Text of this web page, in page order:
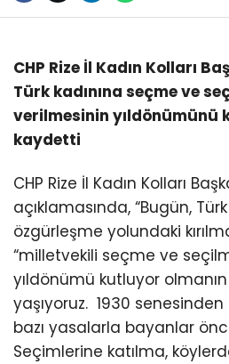
CHP Rize İl Kadın Kolları
Türk kadınına seçme ve
verilmesinin yıldönümünü
kaydetti
CHP Rize İl Kadın Kolları
açıklamasında, “Bugün,
özgürleşme yolundaki
“milletvekili seçme ve
yıldönümü kutluyor
yaşıyoruz. 1930 senesinden
bazı yasalarla bayanlar
Seçimlerine katılma,